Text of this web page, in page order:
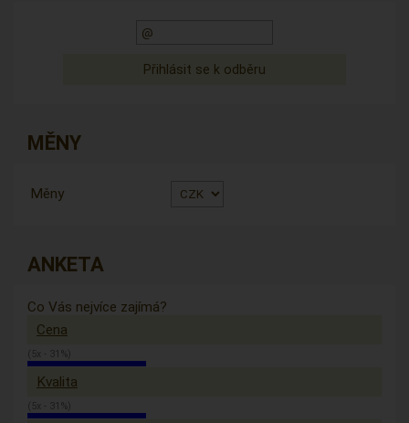
MĚNY
Měny
ANKETA
Co Vás nejvíce zajímá?
Cena
(5x - 31%)
Kvalita
(5x - 31%)